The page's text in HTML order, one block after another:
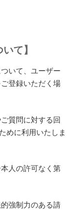
て】
いて、ユーザー
登録いただく場
質問に対する回
めに利用いたしま
人の許可なく第
強制力のある請